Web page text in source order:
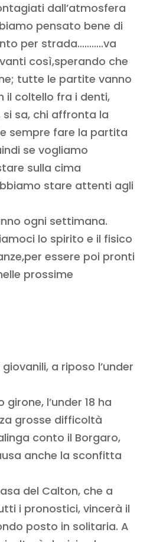
dall’atmosfera
pensato bene di
per strada………..va
così,sperando che
tutte le partite vanno
il coltello fra i denti,
si sa, chi affronta la
sempre fare la partita
se vogliamo
sulla cima
stare attenti agli
ogni settimana.
lo spirito e il fisico
essere poi pronti
prossime
a riposo l’under
l’under 18 ha
grosse difficoltà
conto il Borgaro,
anche la sconfitta
del Calton, che a
i pronostici, vincerà il
posto in solitaria. A